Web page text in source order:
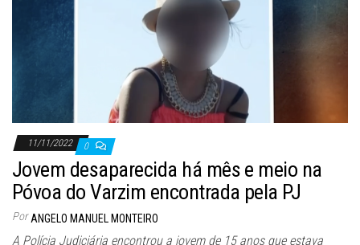
11/11/2022 0
Jovem desaparecida há mês e meio na
Póvoa do Varzim encontrada pela PJ
Por ANGELO MANUEL MONTEIRO
A Polícia Judiciária encontrou a jovem de 15 anos que estava